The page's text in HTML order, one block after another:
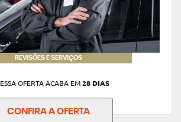
REVISÕES E SERVIÇOS
ESSA OFERTA ACABA EM28 DIAS
CONFIRA A OFERTA